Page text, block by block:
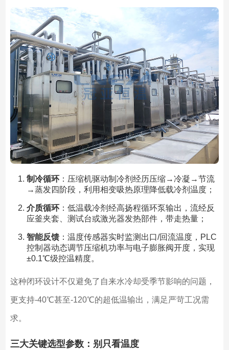
制冷循环：压缩机驱动制冷剂经历压缩→冷凝→节流
→蒸发四阶段，利用相变吸热原理降低载冷剂温度；
介质循环：低温载冷剂经高扬程循环泵输出，流经反
应釜夹套、测试台或激光器发热部件，带走热量；
智能反馈：温度传感器实时监测出口/回流温度，PLC
控制器动态调节压缩机功率与电子膨胀阀开度，实现
±0.1℃级控温精度。
这种闭环设计不仅避免了自来水冷却受季节影响的问题，
更支持-40℃甚至-120℃的超低温输出，满足严苛工况需
求。
三大关键选型参数：别只看温度